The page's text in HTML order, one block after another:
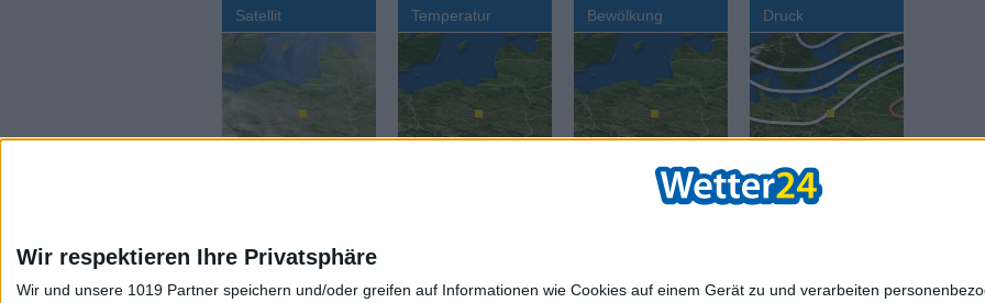
Wir respektieren Ihre Privatsphäre
Wir und unsere 1019 Partner speichern und/oder greifen auf Informationen wie Cookies auf einem Gerät zu und verarbeiten
Satellit Temperatur Bewölkung Druck
Aktuelles Wetter: Wettervorhersage: Reisewetter: Reisewetter: Städte